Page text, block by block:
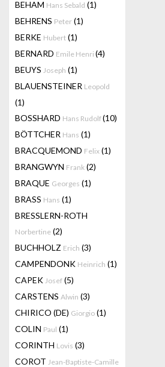
BEHAM Hans Sebald (1)
BEHRENS Peter (1)
BERKE Hubert (1)
BERNARD Emile Henri (4)
BEUYS Joseph (1)
BLAUENSTEINER Leopold
(1)
BOSSHARD Hans Rudolf(10)
BÖTTCHER Hans (1)
BRACQUEMOND Felix (1)
BRANGWYN Frank (2)
BRAQUE Georges (1)
BRASS Hans (1)
BRESSLERN-ROTH
Norbertine (2)
BUCHHOLZ Erich (3)
CAMPENDONK Heinrich (1)
CAPEK Josef (5)
CARSTENS Alwin (3)
CHIRICO (DE) Giorgio (1)
COLIN Paul (1)
CORINTH Lovis (3)
COROT Jean-Baptiste-Camille